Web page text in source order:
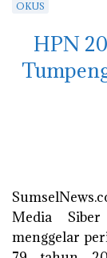
OKUS
HPN
Media
menggelar